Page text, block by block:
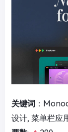
关键词 ：
设计, 菜单栏应